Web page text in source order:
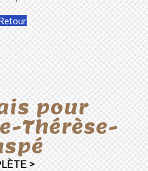
pour
Thérèse-
>